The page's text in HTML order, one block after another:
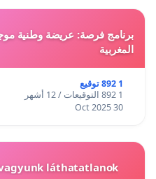
برنامج فرصة: عريضة وطنية
المغربية
1 892 توقيع
1 892 التوقيعات / 12 أشهر
30 Oct 2025
láthatatlanok!